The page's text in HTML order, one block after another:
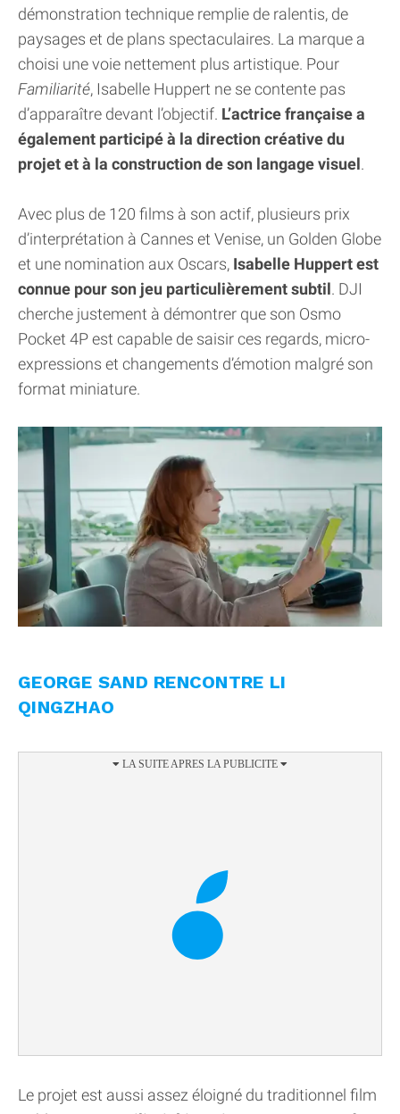
démonstration technique remplie de ralentis, de
paysages et de plans spectaculaires. La marque a
choisi une voie nettement plus artistique. Pour
Familiarité, Isabelle Huppert ne se contente pas
d’apparaître devant l’objectif. L’actrice française a
également participé à la direction créative du
projet et à la construction de son langage visuel.
Avec plus de 120 films à son actif, plusieurs prix
d’interprétation à Cannes et Venise, un Golden Globe
et une nomination aux Oscars, Isabelle Huppert est
connue pour son jeu particulièrement subtil. DJI
cherche justement à démontrer que son Osmo
Pocket 4P est capable de saisir ces regards, micro-
expressions et changements d’émotion malgré son
format miniature.
GEORGE SAND RENCONTRE LI
QINGZHAO
Le projet est aussi assez éloigné du traditionnel film